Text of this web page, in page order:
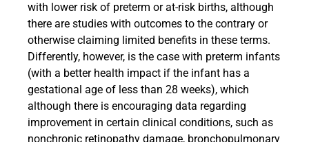
with lower risk of preterm or at-risk births, although
there are studies with outcomes to the contrary or
otherwise claiming limited benefits in these terms.
Differently, however, is the case with preterm infants
(with a better health impact if the infant has a
gestational age of less than 28 weeks), which
although there is encouraging data regarding
improvement in certain clinical conditions, such as
nonchronic retinopathy damage, bronchopulmonary